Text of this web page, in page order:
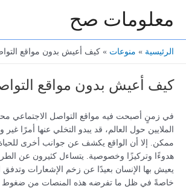
معلومات صح
الرئيسية منوعات كيف أعيش بدون مواقع
كيف أعيش بدون مواقع
في زمنٍ أصبحت فيه مواقع التواصل الاجتماعي
الملايين حول العالم، قد يبدو التخلي عنها أمرًا
ممكن. إلا أن الواقع يكشف عن جوانب أخرى للحياة
هدوءًا وتركيزًا وخصوصية. يتساءل كثيرون عن
يعيش بها الإنسان بعيدًا عن زخم الإشعارات وتدفق
خاصةً في ظل ما تفرضه هذه المنصات من ضغوط